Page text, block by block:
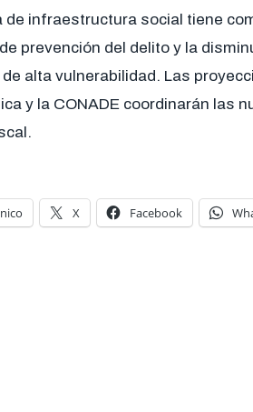
infraestructura social tiene
prevención del delito y la
alta vulnerabilidad. Las
y la CONADE coordinarán las
X Facebook